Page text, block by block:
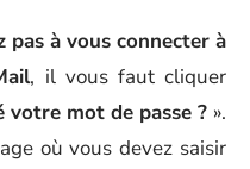
pas à vous connecter à
, il vous faut cliquer
votre mot de passe ? ».
où vous devez saisir